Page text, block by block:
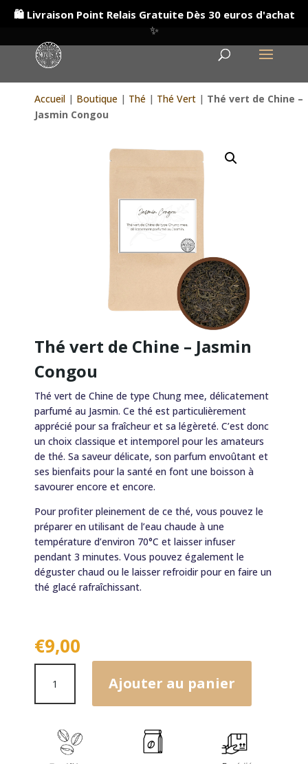
Accueil | Boutique | Thé | Thé Vert | Thé vert de Chine –
Jasmin Congou
Thé vert de Chine – Jasmin
Congou
Thé vert de Chine de type Chung mee, délicatement
parfumé au Jasmin. Ce thé est particulièrement
apprécié pour sa fraîcheur et sa légèreté. C’est donc
un choix classique et intemporel pour les amateurs
de thé. Sa saveur délicate, son parfum envoûtant et
ses bienfaits pour la santé en font une boisson à
savourer encore et encore.
Pour profiter pleinement de ce thé, vous pouvez le
préparer en utilisant de l’eau chaude à une
température d’environ 70°C et laisser infuser
pendant 3 minutes. Vous pouvez également le
déguster chaud ou le laisser refroidir pour en faire un
thé glacé rafraîchissant.
€9,00
Thé
Ajouter au panier
🛍️ Livraison Point Relais Gratuite Dès 30 euros d'achat
✨